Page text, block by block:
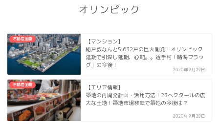
オリンピック
不動産全般
【マンション】
総戸数なんと5,632戸の巨大開発！オリンピック
延期で引渡し延期、心配。。選手村「晴海フラッ
グ」の今後！
2020年9月29日
不動産全般
【エリア情報】
築地の再開発計画・活用方法！23ヘクタールの広
大な土地！築地市場移転で築地の今後は？
2020年9月28日